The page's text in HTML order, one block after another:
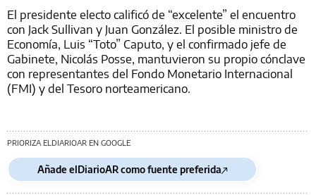
El presidente electo calificó de “excelente” el encuentro
con Jack Sullivan y Juan González. El posible ministro de
Economía, Luis “Toto” Caputo, y el confirmado jefe de
Gabinete, Nicolás Posse, mantuvieron su propio cónclave
con representantes del Fondo Monetario Internacional
(FMI) y del Tesoro norteamericano.
PRIORIZA ELDIARIOAR EN GOOGLE
Añade elDiarioAR como fuente preferida